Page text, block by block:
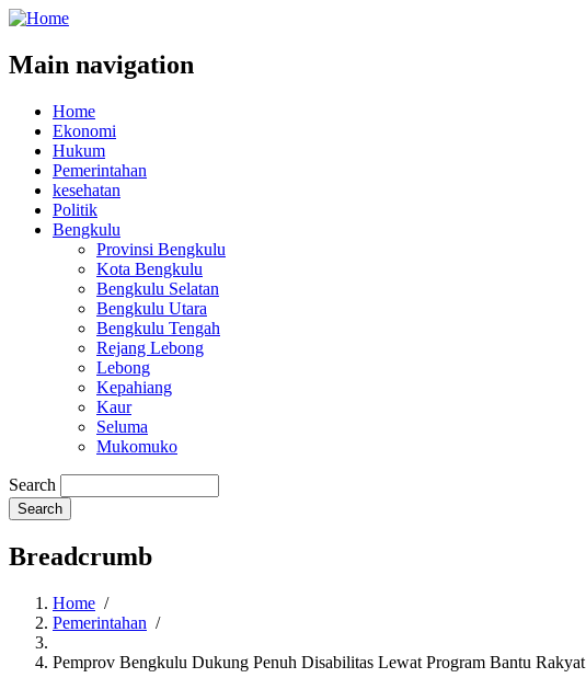
Main navigation
Home
Ekonomi
Hukum
Pemerintahan
kesehatan
Politik
Bengkulu
Provinsi Bengkulu
Kota Bengkulu
Bengkulu Selatan
Bengkulu Utara
Bengkulu Tengah
Rejang Lebong
Lebong
Kepahiang
Kaur
Seluma
Mukomuko
Search
Breadcrumb
Home /
Pemerintahan /
Pemprov Bengkulu Dukung Penuh Disabilitas Lewat Program Bantu Rakyat